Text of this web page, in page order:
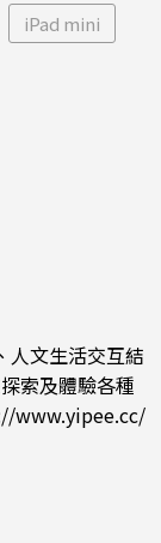
iPad mini
人文生活交互結
索及體驗各種
www.yipee.cc/